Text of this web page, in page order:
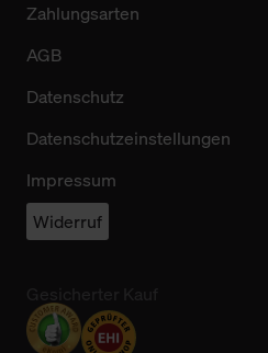
Zahlungsarten
AGB
Datenschutz
Datenschutzeinstellungen
Impressum
Widerruf